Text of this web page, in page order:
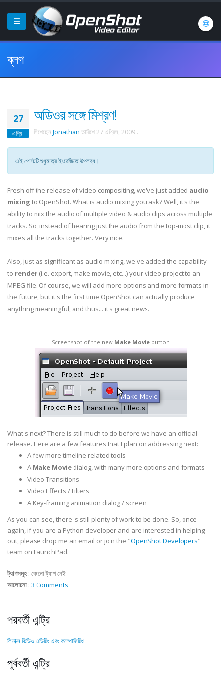
ব্লগ
27
এপ্রি.
অডিওর সঙ্গে মিশ্রণ!
লিখেছেন Jonathan তারিখে27 এপ্রিল, 2009 .
এই পোস্টটি শুধুমাত্র ইংরেজিতে উপলব্ধ।
Fresh off the release of video compositing, we've just added audio
mixing to OpenShot. What is audio mixing you ask? Well, it's the
ability to mix the audio of multiple video & audio clips across multiple
tracks. So, instead of hearing just the audio from the top-most clip, it
mixes all the tracks together. Very nice.
Also, just as significant as audio mixing, we've added the capability
to render (i.e. export, make movie, etc...) your video project to an
MPEG file. Of course, we will add more options and more formats in
the future, but it's the first time OpenShot can actually produce
anything meaningful, and thus... it's great news.
Screenshot of the new Make Moviebutton
What's next? There is still much to do before we have an official
release. Here are a few features that I plan on addressing next:
A few more timeline related tools
A Make Movie dialog, with many more options and formats
Video Transitions
Video Effects / Filters
A Key-framing animation dialog / screen
As you can see, there is still plenty of work to be done. So, once
again, if you are a Python developer and are interested in helping
out, please drop me an email or join the "OpenShot Developers"
team on LaunchPad.
ট্যাগসমূহ: কোনো ট্যাগ নেই
আলোচনা : 3 Comments
পরবর্তী এন্ট্রি
লিনাক্স ভিডিও এডিটিং এবং কম্পোজিটিং!
পূর্ববর্তী এন্ট্রি